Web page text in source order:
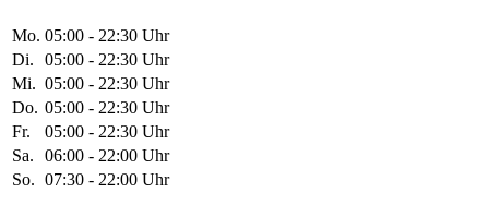
Mo. 05:00 - 22:30 Uhr
Di.
05:00 - 22:30 Uhr
Mi. 05:00 - 22:30 Uhr
Do. 05:00 - 22:30 Uhr
Fr.
05:00 - 22:30 Uhr
Sa.
06:00 - 22:00 Uhr
So. 07:30 - 22:00 Uhr